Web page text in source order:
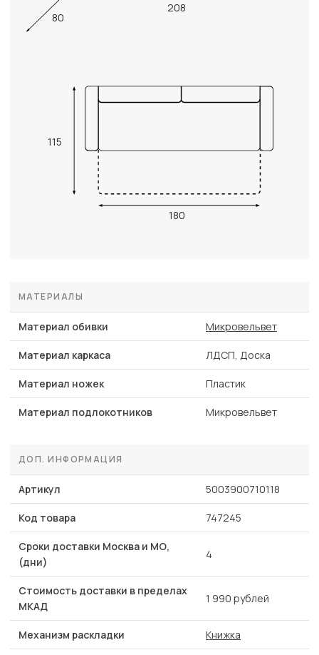
208
80
115
180
МАТЕРИАЛЫ
Материал обивки Микровельвет
Материал каркаса ЛДСП, Доска
Материал ножек Пластик
Материал подлокотников Микровельвет
ДОП. ИНФОРМАЦИЯ
Артикул 5003900710118
Код товара 747245
Сроки доставки Москва и МО,
(дни)
4
Стоимость доставки в пределах
МКАД
1 990 рублей
Механизм раскладки Книжка